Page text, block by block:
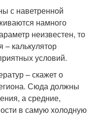
с наветренной
намного
неизвестен, то
– калькулятор
условий.
– скажет о
Сюда должны
а средние,
в самую холодную